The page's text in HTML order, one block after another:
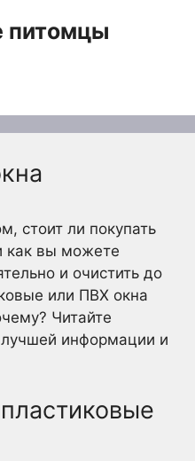
стоит ли покупать
как вы можете
и очистить до
или ПВХ окна
Читайте
информации и